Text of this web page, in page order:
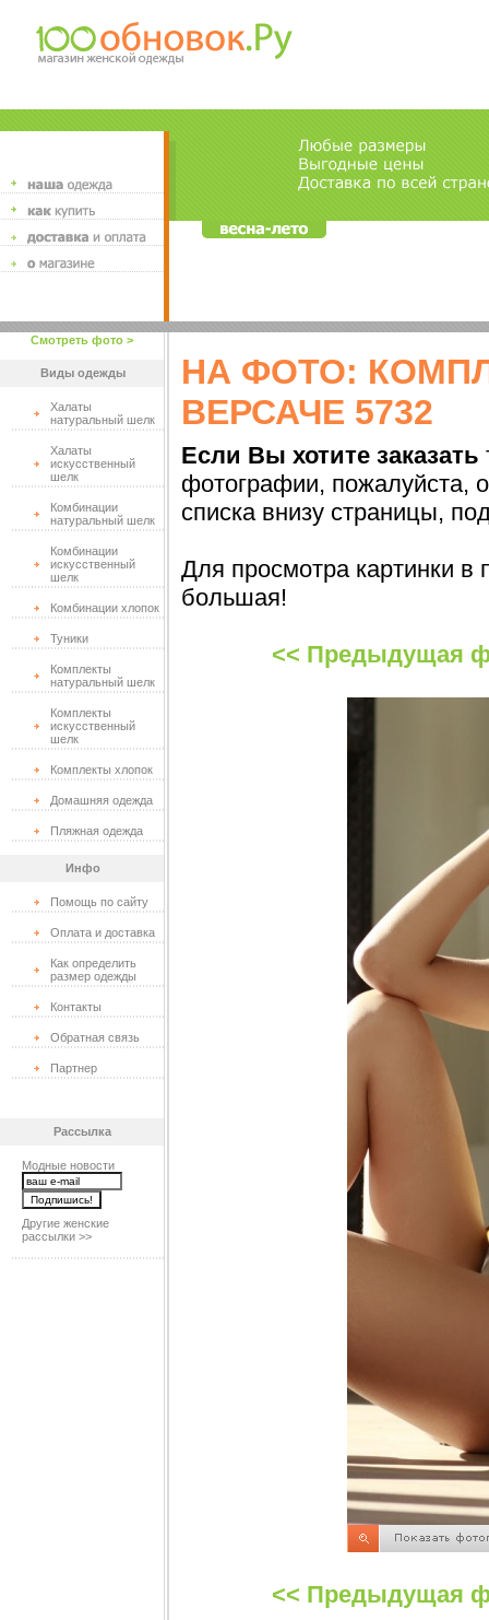
Смотреть фото >
Виды одежды
Халаты
натуральный шелк
Халаты
искусственный
шелк
Комбинации
натуральный шелк
Комбинации
искусственный
шелк
Комбинации хлопок
Туники
Комплекты
натуральный шелк
Комплекты
искусственный
шелк
Комплекты хлопок
Домашняя одежда
Пляжная одежда
Инфо
Помощь по сайту
Оплата и доставка
Как определить
размер одежды
Контакты
Обратная связь
Партнер
Рассылка
Модные новости
Другие женские
рассылки >>
НА ФОТО:
ВЕРСАЧЕ 5732
Если Вы хотите заказать
фотографии, пожалуйста,
списка внизу страницы,
Для просмотра картинки
большая!
<< Предыдущая
<< Предыдущая